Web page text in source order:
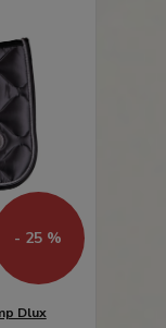
- 25 %
Dlux